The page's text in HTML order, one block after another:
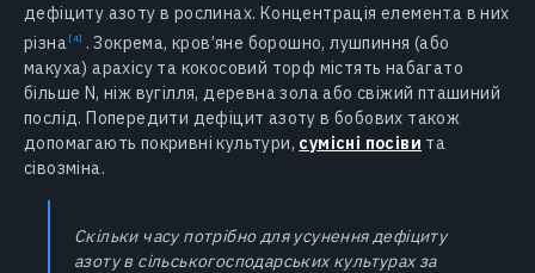
дефіциту азоту в рослинах. Концентрація елемента в них
різна
. Зокрема, кров’яне борошно, лушпиння (або
макуха) арахісу та кокосовий торф містять набагато
більше N, ніж вугілля, деревна зола або свіжий пташиний
послід. Попередити дефіцит азоту в бобових також
допомагають покривні культури, сумісні посіви та
сівозміна.
Скільки часу потрібно для усунення дефіциту
азоту в сільськогосподарських культурах за